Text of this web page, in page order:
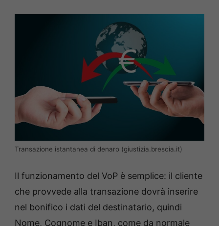
Transazione istantanea di denaro (giustizia.brescia.it)
Il funzionamento del VoP è semplice: il cliente
che provvede alla transazione dovrà inserire
nel bonifico i dati del destinatario, quindi
Nome, Cognome e Iban, come da normale